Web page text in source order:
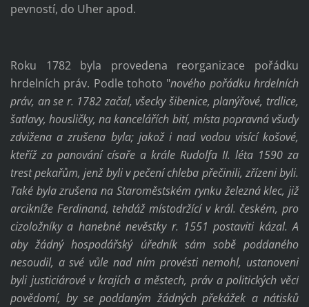
pevností, do Uher apod.
Roku 1782 byla provedena reorganizace pořádku
hrdelních práv. Podle tohoto "nového pořádku hrdelních
práv, an se r. 1782 začal, všecky šibenice, planýřové, trdlice,
šatlavy, housličky, na kancelářích bití, místa popravná všudy
zdvižena a zrušena byla; jakož i nad vodou visící košové,
kteříž za panování císaře a krále Rudolfa II. léta 1590 za
trest pekařům, jenž byli v pečení chleba přečinili, zřízeni byli.
Také byla zrušena na Staroměstském rynku železná klec, již
arcikníže Ferdinand, tehdáž místodržící v král. českém, pro
cizoložníky a hanebné nevěstky r. 1551 postaviti kázal. A
aby žádný hospodářský úředník sám sobě poddaného
nesoudil, a své vůle nad ním provésti nemohl, ustanoveni
byli justiciárové v krajích a městech, práv a politických věcí
povědomí, by se poddaným žádných překážek a nátisků